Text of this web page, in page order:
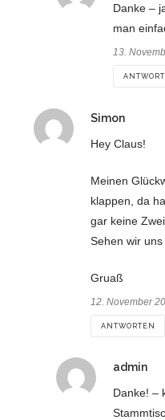
Danke –
man
13.
Simonsagt:
Hey Claus!
Meinen
klappen, da
gar keine
Sehen wir
Gruaß
12. November
ANTWORTEN
admin
Danke! –